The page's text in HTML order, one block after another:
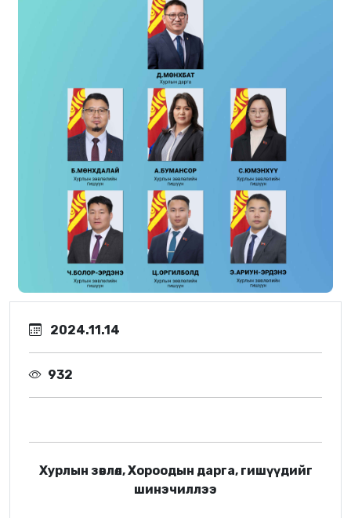
2024.11.14
932
Хурлын зөвлөл, Хороодын дарга, гишүүдийг
шинэчиллээ